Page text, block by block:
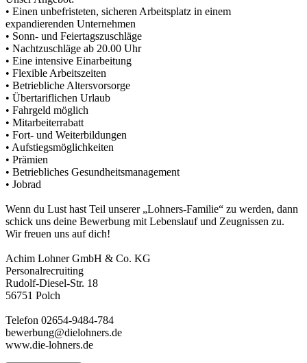
• Einen unbefristeten, sicheren Arbeitsplatz in einem
expandierenden Unternehmen
• Sonn- und Feiertagszuschläge
• Nachtzuschläge ab 20.00 Uhr
• Eine intensive Einarbeitung
• Flexible Arbeitszeiten
• Betriebliche Altersvorsorge
• Übertariflichen Urlaub
• Fahrgeld möglich
• Mitarbeiterrabatt
• Fort- und Weiterbildungen
• Aufstiegsmöglichkeiten
• Prämien
• Betriebliches Gesundheitsmanagement
• Jobrad
Wenn du Lust hast Teil unserer „Lohners-Familie“ zu werden, dann
schick uns deine Bewerbung mit Lebenslauf und Zeugnissen zu.
Wir freuen uns auf dich!
Achim Lohner GmbH & Co. KG
Personalrecruiting
Rudolf-Diesel-Str. 18
56751 Polch
Telefon 02654-9484-784
bewerbung@dielohners.de
www.die-lohners.de